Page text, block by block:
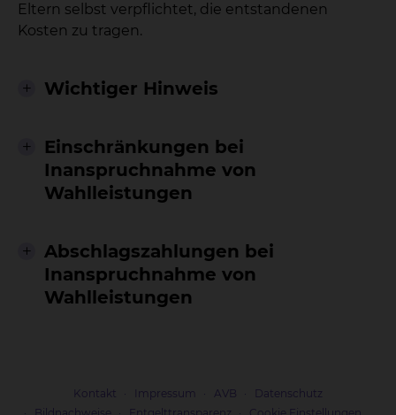
Eltern selbst verpflichtet, die entstandenen
Kosten zu tragen.
Wichtiger Hinweis
Einschränkungen bei
Inanspruchnahme von
Wahlleistungen
Abschlagszahlungen bei
Inanspruchnahme von
Wahlleistungen
Kontakt Impressum AVB
Datenschutz